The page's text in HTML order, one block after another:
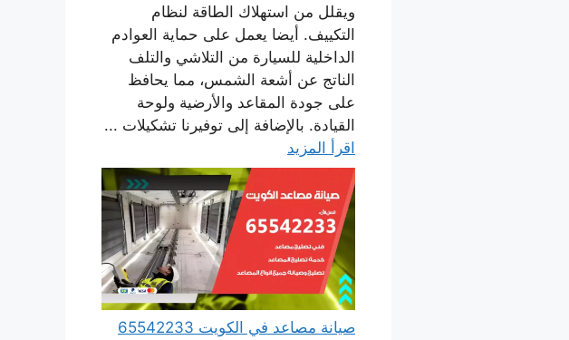
ويقلل من استهلاك الطاقة لنظام
التكييف. أيضا يعمل على حماية العوادم
الداخلية للسيارة من التلاشي والتلف
الناتج عن أشعة الشمس، مما يحافظ
على جودة المقاعد والأرضية ولوحة
القيادة. بالإضافة إلى توفيرنا تشكيلات ...
اقرأ المزيد
صيانة مصاعد في الكويت 65542233